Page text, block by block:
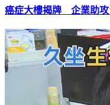
癌症大樓揭牌 企業助攻